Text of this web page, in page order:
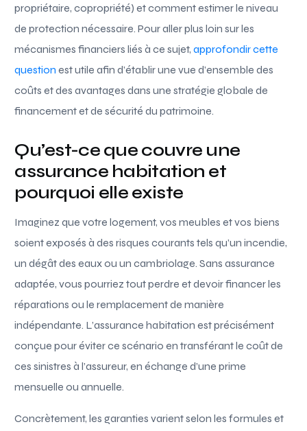
propriétaire, copropriété) et comment estimer le niveau
de protection nécessaire. Pour aller plus loin sur les
mécanismes financiers liés à ce sujet,approfondir cette
question est utile afin d’établir une vue d’ensemble des
coûts et des avantages dans une stratégie globale de
financement et de sécurité du patrimoine.
Qu’est-ce que couvre une
assurance habitation et
pourquoi elle existe
Imaginez que votre logement, vos meubles et vos biens
soient exposés à des risques courants tels qu’un incendie,
un dégât des eaux ou un cambriolage. Sans assurance
adaptée, vous pourriez tout perdre et devoir financer les
réparations ou le remplacement de manière
indépendante. L’assurance habitation est précisément
conçue pour éviter ce scénario en transférant le coût de
ces sinistres à l’assureur, en échange d’une prime
mensuelle ou annuelle.
Concrètement, les garanties varient selon les formules et